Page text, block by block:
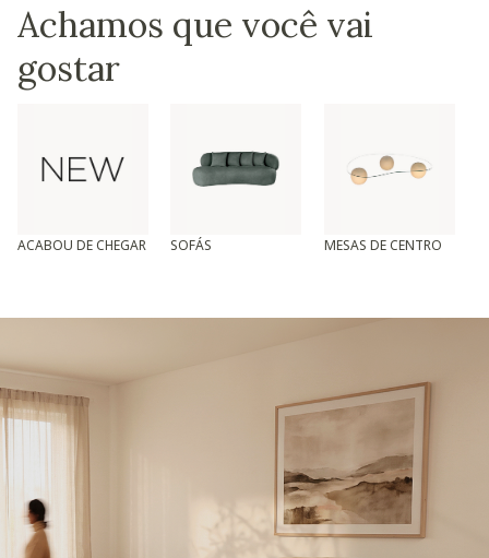
Achamos que você vai
gostar
ACABOU DE CHEGAR SOFÁS MESAS DE CENTRO